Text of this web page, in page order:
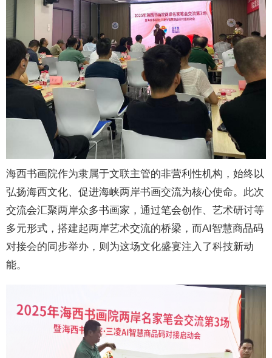
海西书画院作为隶属于文联主管的非营利性机构，始终以
弘扬海西文化、促进海峡两岸书画交流为核心使命。此次
交流会汇聚两岸众多书画家，通过笔会创作、艺术研讨等
多元形式，搭建起两岸艺术交流的桥梁，而AI智慧商品码
对接会的同步举办，则为这场文化盛宴注入了科技新动
能。